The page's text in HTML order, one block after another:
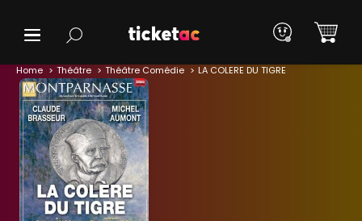
Home Théâtre Théâtre Comédie LA COLERE DU TIGRE